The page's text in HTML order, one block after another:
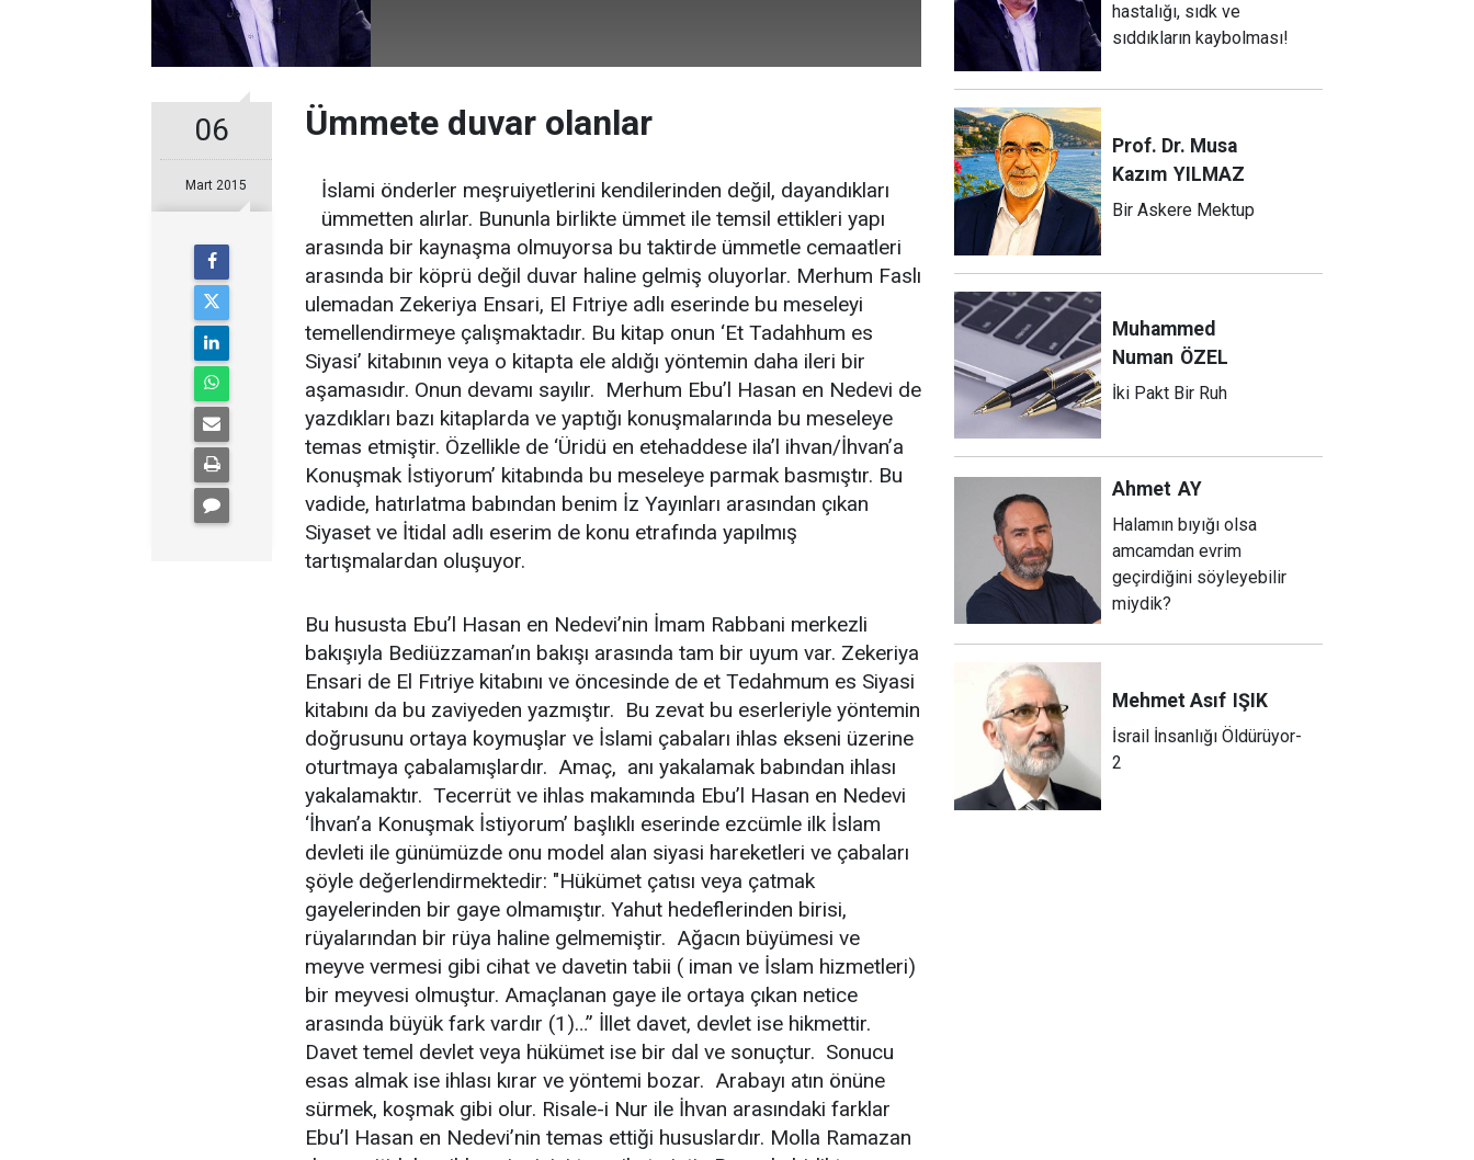
06
Mart 2015
Ümmete duvar olanlar
İslami önderler meşruiyetlerini kendilerinden değil, dayandıkları
ümmetten alırlar. Bununla birlikte ümmet ile temsil ettikleri yapı
arasında bir kaynaşma olmuyorsa bu taktirde ümmetle cemaatleri
arasında bir köprü değil duvar haline gelmiş oluyorlar. Merhum Faslı
ulemadan Zekeriya Ensari, El Fıtriye adlı eserinde bu meseleyi
temellendirmeye çalışmaktadır. Bu kitap onun ‘Et Tadahhum es
Siyasi’ kitabının veya o kitapta ele aldığı yöntemin daha ileri bir
aşamasıdır. Onun devamı sayılır. Merhum Ebu’l Hasan en Nedevi de
yazdıkları bazı kitaplarda ve yaptığı konuşmalarında bu meseleye
temas etmiştir. Özellikle de ‘Üridü en etehaddese ila’l ihvan/İhvan’a
Konuşmak İstiyorum’ kitabında bu meseleye parmak basmıştır. Bu
vadide, hatırlatma babından benim İz Yayınları arasından çıkan
Siyaset ve İtidal adlı eserim de konu etrafında yapılmış
tartışmalardan oluşuyor.
Bu hususta Ebu’l Hasan en Nedevi’nin İmam Rabbani merkezli
bakışıyla Bediüzzaman’ın bakışı arasında tam bir uyum var. Zekeriya
Ensari de El Fıtriye kitabını ve öncesinde de et Tedahmum es Siyasi
kitabını da bu zaviyeden yazmıştır. Bu zevat bu eserleriyle yöntemin
doğrusunu ortaya koymuşlar ve İslami çabaları ihlas ekseni üzerine
oturtmaya çabalamışlardır. Amaç, anı yakalamak babından ihlası
yakalamaktır. Tecerrüt ve ihlas makamında Ebu’l Hasan en Nedevi
‘İhvan’a Konuşmak İstiyorum’ başlıklı eserinde ezcümle ilk İslam
devleti ile günümüzde onu model alan siyasi hareketleri ve çabaları
şöyle değerlendirmektedir: "Hükümet çatısı veya çatmak
gayelerinden bir gaye olmamıştır. Yahut hedeflerinden birisi,
rüyalarından bir rüya haline gelmemiştir. Ağacın büyümesi ve
meyve vermesi gibi cihat ve davetin tabii ( iman ve İslam hizmetleri)
bir meyvesi olmuştur. Amaçlanan gaye ile ortaya çıkan netice
arasında büyük fark vardır (1)…” İllet davet, devlet ise hikmettir.
Davet temel devlet veya hükümet ise bir dal ve sonuçtur. Sonucu
esas almak ise ihlası kırar ve yöntemi bozar. Arabayı atın önüne
sürmek, koşmak gibi olur. Risale-i Nur ile İhvan arasındaki farklar
Ebu’l Hasan en Nedevi’nin temas ettiği hususlardır. Molla Ramazan
hastalığı, sıdk ve
sıddıkların kaybolması!
Prof. Dr. Musa
Kazım YILMAZ
Bir Askere Mektup
Muhammed
Numan ÖZEL
İki Pakt Bir Ruh
Ahmet AY
Halamın bıyığı olsa
amcamdan evrim
geçirdiğini söyleyebilir
miydik?
Mehmet Asıf IŞIK
İsrail İnsanlığı Öldürüyor-
2